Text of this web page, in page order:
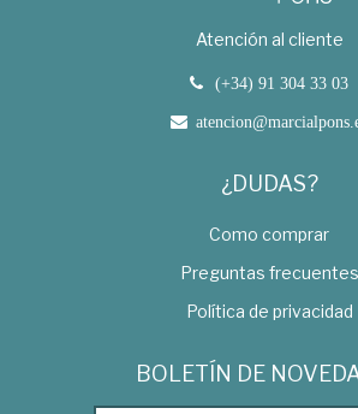
Atención al cliente
(+34) 91 304 33 03
¿DUDAS?
Como comprar
Preguntas frecuentes
Política de privacidad
BOLETÍN DE